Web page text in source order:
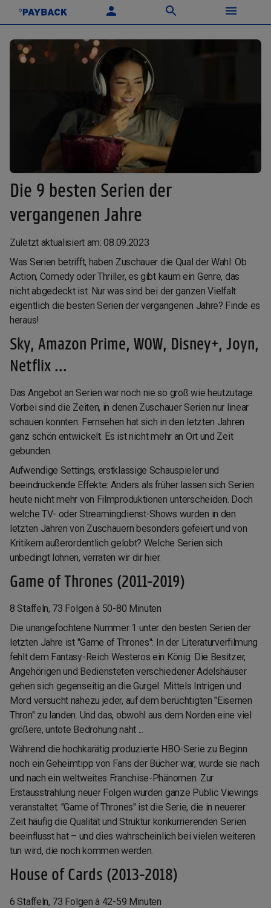
Die 9 besten Serien der
vergangenen Jahre
Zuletzt aktualisiert am: 08.09.2023
Was Serien betrifft, haben Zuschauer die Qual der Wahl: Ob
Action, Comedy oder Thriller, es gibt kaum ein Genre, das
nicht abgedeckt ist. Nur was sind bei der ganzen Vielfalt
eigentlich die besten Serien der vergangenen Jahre? Finde es
heraus!
Sky, Amazon Prime, WOW, Disney+, Joyn,
Netflix ...
Das Angebot an Serien war noch nie so groß wie heutzutage.
Vorbei sind die Zeiten, in denen Zuschauer Serien nur linear
schauen konnten: Fernsehen hat sich in den letzten Jahren
ganz schön entwickelt. Es ist nicht mehr an Ort und Zeit
gebunden.
Aufwendige Settings, erstklassige Schauspieler und
beeindruckende Effekte: Anders als früher lassen sich Serien
heute nicht mehr von Filmproduktionen unterscheiden. Doch
welche TV- oder Streamingdienst-Shows wurden in den
letzten Jahren von Zuschauern besonders gefeiert und von
Kritikern außerordentlich gelobt? Welche Serien sich
unbedingt lohnen, verraten wir dir hier.
Game of Thrones (2011-2019)
8 Staffeln, 73 Folgen à 50-80 Minuten
Die unangefochtene Nummer 1 unter den besten Serien der
letzten Jahre ist "Game of Thrones": In der Literaturverfilmung
fehlt dem Fantasy-Reich Westeros ein König. Die Besitzer,
Angehörigen und Bediensteten verschiedener Adelshäuser
gehen sich gegenseitig an die Gurgel. Mittels Intrigen und
Mord versucht nahezu jeder, auf dem berüchtigten "Eisernen
Thron" zu landen. Und das, obwohl aus dem Norden eine viel
größere, untote Bedrohung naht ...
Während die hochkarätig produzierte HBO-Serie zu Beginn
noch ein Geheimtipp von Fans der Bücher war, wurde sie nach
und nach ein weltweites Franchise-Phänomen. Zur
Erstausstrahlung neuer Folgen wurden ganze Public Viewings
veranstaltet. "Game of Thrones" ist die Serie, die in neuerer
Zeit häufig die Qualität und Struktur konkurrierenden Serien
beeinflusst hat – und dies wahrscheinlich bei vielen weiteren
tun wird, die noch kommen werden.
House of Cards (2013-2018)
6 Staffeln, 73 Folgen à 42-59 Minuten